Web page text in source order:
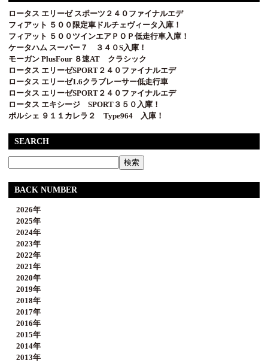
ロータス エリーゼ スポーツ２４０ファイナルエデ
フィアット ５００限定車ドルチェヴィータ入庫！
フィアット ５００ツインエアＰＯＰ低走行車入庫！
ケータハム スーパー７ ３４０S入庫！
モーガン PlusFour ８速AT クラシック
ロータス エリーゼSPORT２４０ファイナルエデ
ロータス エリーゼ1.6クラブレーサー低走行車
ロータス エリーゼSPORT２４０ファイナルエデ
ロータス エキシージ SPORT３５０入庫！
ポルシェ ９１１カレラ２ Type964 入庫！
SEARCH
BACK NUMBER
2026年
2025年
2024年
2023年
2022年
2021年
2020年
2019年
2018年
2017年
2016年
2015年
2014年
2013年